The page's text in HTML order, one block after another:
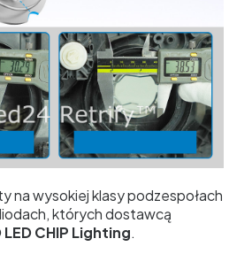
na wysokiej klasy podzespołach
których dostawcą
LED CHIP Lighting.